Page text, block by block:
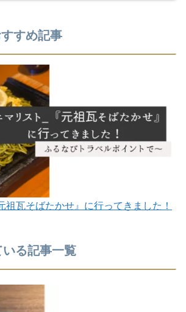
すめ記事
祖瓦そばたかせ』に行ってきました！
る記事一覧